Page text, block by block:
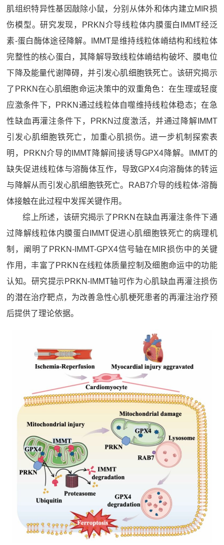
肌组织特异性基因敲除小鼠，分别从体外和体内建立MIR损
伤模型。研究发现，PRKN介导线粒体内膜蛋白IMMT经泛
素-蛋白酶体途径降解。IMMT是维持线粒体嵴结构和线粒体
完整性的核心蛋白，其降解导致线粒体嵴结构破坏、膜电位
下降及能量代谢障碍，并引发心肌细胞铁死亡。该研究揭示
了PRKN在心肌细胞命运决策中的双重角色：在生理或轻度
应激条件下，PRKN通过线粒体自噬维持线粒体稳态；在急
性缺血再灌注条件下，PRKN过度激活，并通过降解IMMT
引发心肌细胞铁死亡，加重心肌损伤。进一步机制探索表
明，PRKN介导的IMMT降解间接诱导GPX4降解。IMMT的
缺失促进线粒体与溶酶体互作，导致GPX4向溶酶体的转运
与降解从而引发心肌细胞铁死亡。RAB7介导的线粒体-溶酶
体接触在此过程中发挥关键作用。
综上所述，该研究揭示了PRKN在缺血再灌注条件下通
过降解线粒体内膜蛋白IMMT促进心肌细胞铁死亡的病理机
制，阐明了PRKN-IMMT-GPX4信号轴在MIR损伤中的关键
作用，丰富了PRKN在线粒体质量控制及细胞命运中的功能
认知。研究提示PRKN-IMMT轴可作为心肌缺血再灌注损伤
的潜在治疗靶点，为改善急性心肌梗死患者的再灌注治疗预
后提供了理论依据。